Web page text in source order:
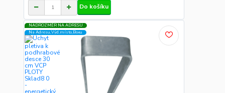
Do košíku
NADROZMĚR NA ADRESU
Na Adresu,Výd.místo,Boxu